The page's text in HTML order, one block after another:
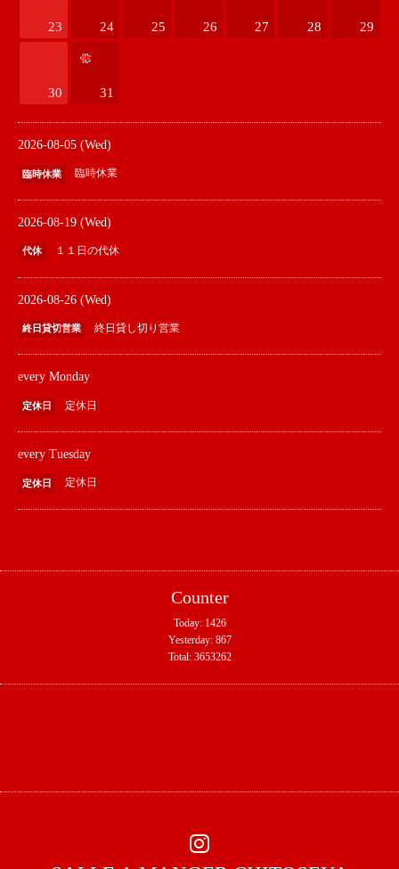
23 24 25 26 27 28 29
30 31
2026-08-05 (Wed)
臨時休業 臨時休業
2026-08-19 (Wed)
代休 １１日の代休
2026-08-26 (Wed)
終日貸切営業 終日貸し切り営業
every Monday
定休日 定休日
every Tuesday
定休日 定休日
Counter
Today: 1426
Yesterday: 867
Total: 3653262